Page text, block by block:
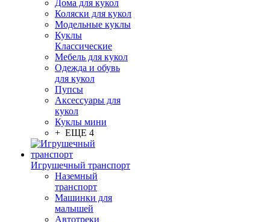
Дома для кукол
Коляски для кукол
Модельные куклы
Куклы
Классические
Мебель для кукол
Одежда и обувь
для кукол
Пупсы
Аксессуары для
кукол
Куклы мини
+ ЕЩЕ 4
Игрушечный транспорт
Наземный
транспорт
Машинки для
малышей
Автотреки